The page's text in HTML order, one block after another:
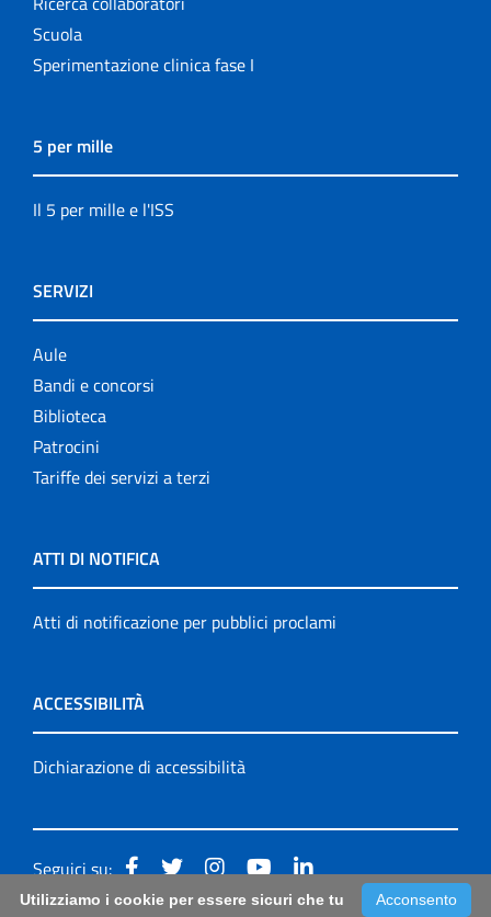
Scuola
Sperimentazione clinica fase I
5 per mille
Il 5 per mille e l'ISS
SERVIZI
Aule
Bandi e concorsi
Biblioteca
Patrocini
Tariffe dei servizi a terzi
ATTI DI NOTIFICA
Atti di notificazione per pubblici proclami
ACCESSIBILITÀ
Dichiarazione di accessibilità
Seguici su:
Acconsento
Utilizziamo i cookie per essere sicuri che tu